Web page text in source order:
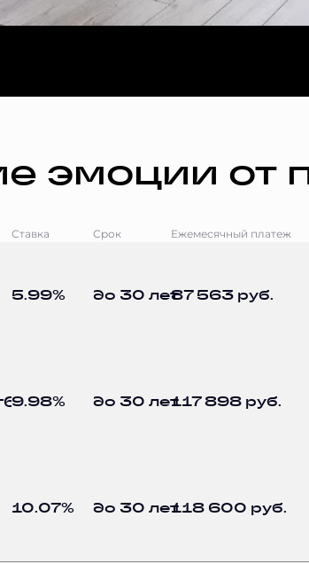
эмоции от
Ставка Срок
Ежемесячный платеж
5.99% до 30 лет87 563 руб.
9.98% до 30 лет117 898 руб.
10.07% до 30 лет118 600 руб.